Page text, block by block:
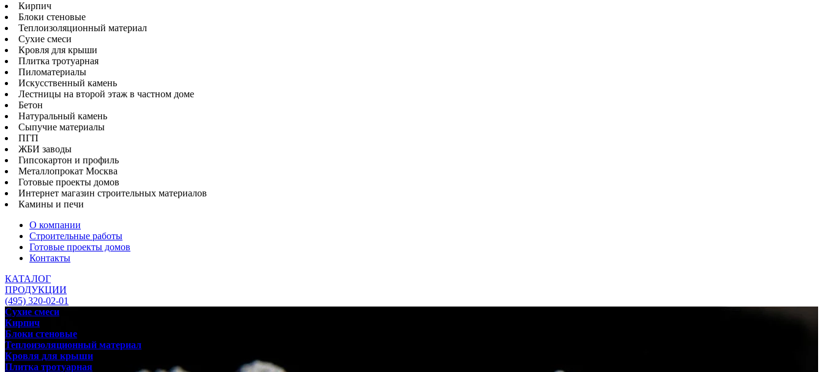
Кирпич
Блоки стеновые
Теплоизоляционный материал
Сухие смеси
Кровля для крыши
Плитка тротуарная
Пиломатериалы
Искусственный камень
Лестницы на второй этаж в частном доме
Бетон
Натуральный камень
Сыпучие материалы
ПГП
ЖБИ заводы
Гипсокартон и профиль
Металлопрокат Москва
Готовые проекты домов
Интернет магазин строительных материалов
Камины и печи
О компании
Строительные работы
Готовые проекты домов
Контакты
КАТАЛОГ
ПРОДУКЦИИ
(495) 320-02-01
Сухие смеси
Кирпич
Блоки стеновые
Теплоизоляционный материал
Кровля для крыши
Плитка тротуарная